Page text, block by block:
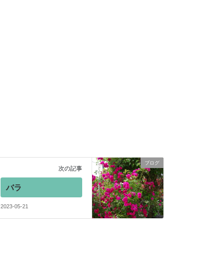
ブログ
次の記事
バラ
2023-05-21